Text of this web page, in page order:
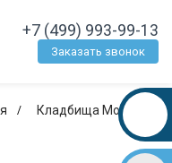
+7 (499) 993-99-13
Заказать звонок
Кладбища Москвы